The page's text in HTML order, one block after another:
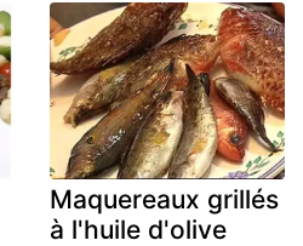
Maquereaux grillés
à l'huile d'olive